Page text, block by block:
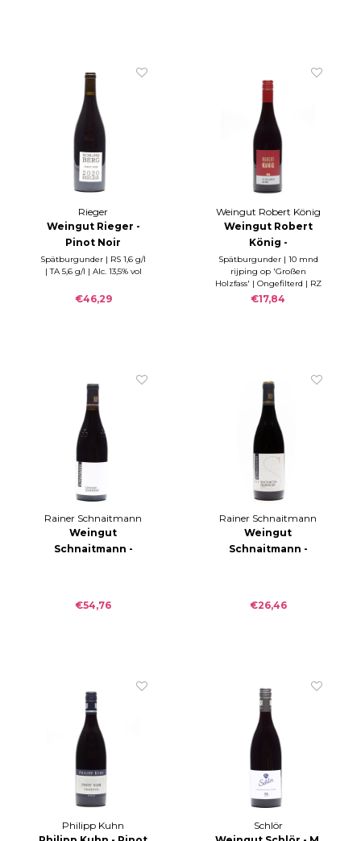
Rieger
Weingut Rieger -
Pinot Noir
"Staufener
Schlossberg" 2022
Spätburgunder | RS 1,6 g/l
| TA 5,6 g/l | Alc. 13,5% vol
€46,29
Weingut Robert König
Weingut Robert
König -
Assmannshäuser
Höllenberg PUR
2022
Spätburgunder | 10 mnd
rijping op 'Großen
Holzfass' | Ongefilterd | RZ
0,2g/l & S 5,7g/l
€17,84
Rainer Schnaitmann
Weingut
Schnaitmann -
€54,76
Rainer Schnaitmann
Weingut
Schnaitmann -
€26,46
Philipp Kuhn
Schlör